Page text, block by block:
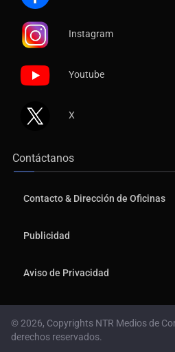
Instagram
Youtube
X
Contáctanos
Contacto & Dirección de Oficinas
Publicidad
Aviso de Privacidad
© 2026, Copyrights NTR Medios de
derechos reservados.